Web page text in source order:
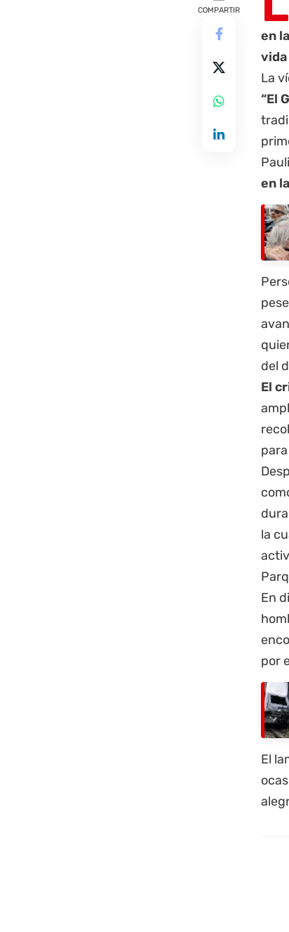
COMPARTIR
en
vida
La
“El
en
del
El
la
En
por
El